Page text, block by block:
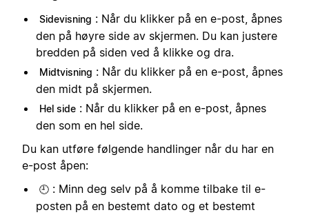
Sidevisning : Når du klikker på en e-post, åpnes
den på høyre side av skjermen. Du kan justere
bredden på siden ved å klikke og dra.
Midtvisning : Når du klikker på en e-post, åpnes
den midt på skjermen.
Hel side : Når du klikker på en e-post, åpnes
den som en hel side.
Du kan utføre følgende handlinger når du har en
e-post åpen:
🕘 : Minn deg selv på å komme tilbake til e-
posten på en bestemt dato og et bestemt